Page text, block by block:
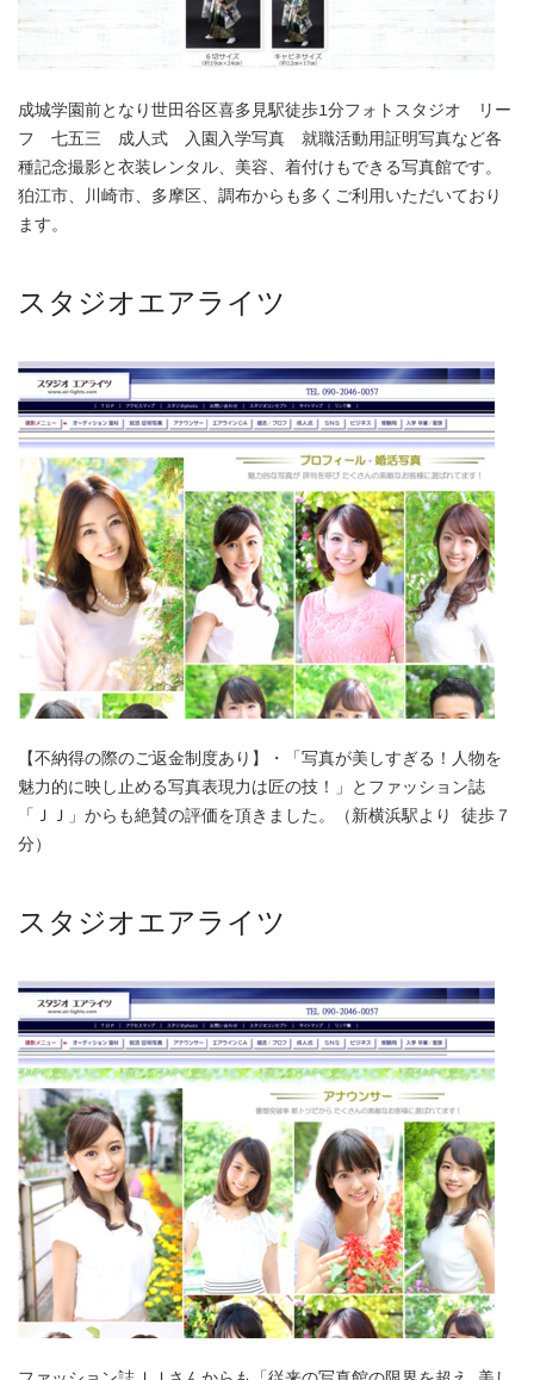
成城学園前となり世田谷区喜多見駅徒歩1分フォトスタジオ リー
フ 七五三 成人式 入園入学写真 就職活動用証明写真など各
種記念撮影と衣装レンタル、美容、着付けもできる写真館です。
狛江市、川崎市、多摩区、調布からも多くご利用いただいており
ます。
スタジオエアライツ
【不納得の際のご返金制度あり】・「写真が美しすぎる！人物を
魅力的に映し止める写真表現力は匠の技！」とファッション誌
「ＪＪ」からも絶賛の評価を頂きました。（新横浜駅より 徒歩７
分）
スタジオエアライツ